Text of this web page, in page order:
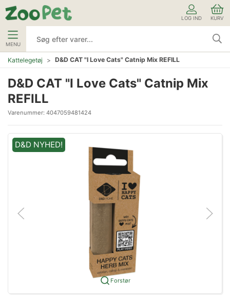
LOG IND KURV
MENU
Kattelegetøj D&D CAT "I Love Cats" Catnip Mix REFILL
D&D CAT "I Love Cats" Catnip Mix
REFILL
Varenummer: 4047059481424
D&D NYHED!
Forstør